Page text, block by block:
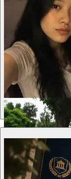
Free GPT
Free GPT
네, GPT Image 2
하거나 참고 이미
스에서 완성도 높
터, 제품컷, 인물
편집을 돕습니다.
많은 결과물이 필
⭐️⭐️⭐️⭐️⭐️
999명 이상의 크리
니다
심판 업로드